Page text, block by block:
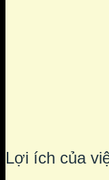
Lợi ích của